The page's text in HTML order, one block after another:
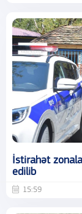
İstirahət
edilib
15:59